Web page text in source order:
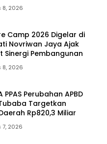
8, 2026
Camp 2026 Digelar di
Novriwan Jaya Ajak
Sinergi Pembangunan
8, 2026
PPAS Perubahan APBD
Targetkan
Rp820,3 Miliar
7, 2026